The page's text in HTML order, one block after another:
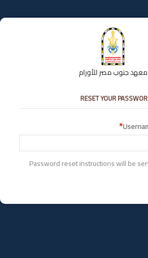
معهد جنوب مصر للأورام
RESET YOUR
Password reset instructions will be